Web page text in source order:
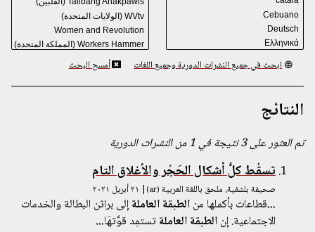
ابحث في جميع النشرات الدورية وجميع اللغات أمسح البحث
النتائج
تم العثور على 3 نتيجة في 1 من النشرات الدورية
تسقُط كلُّ أشكال الحَجْر والأغلاق التام
صحيفة بلشفية، ملحق باللغة العربية (ar) | ٢١ أبريل ٢٠٢١
...قطاعات بأكملها منالطبقةالعاملةإلى براثن البطالة والخدمات
الاجتماعية. إنالطبقةالعاملةتستمِد قوَّتهَا...